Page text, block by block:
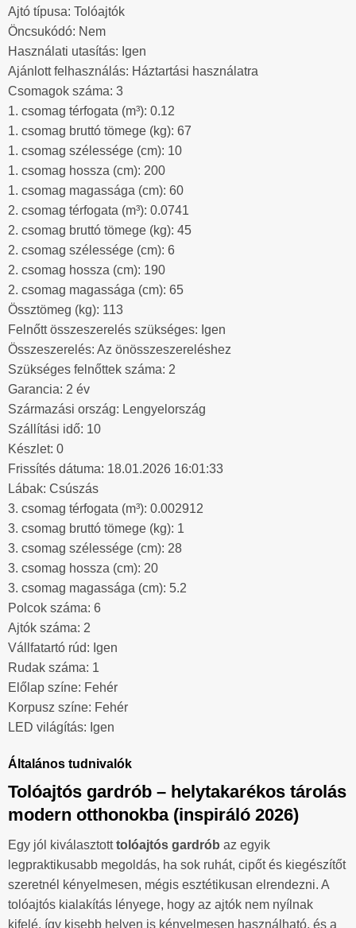
Ajtó típusa: Tolóajtók
Öncsukódó: Nem
Használati utasítás: Igen
Ajánlott felhasználás: Háztartási használatra
Csomagok száma: 3
1. csomag térfogata (m³): 0.12
1. csomag bruttó tömege (kg): 67
1. csomag szélessége (cm): 10
1. csomag hossza (cm): 200
1. csomag magassága (cm): 60
2. csomag térfogata (m³): 0.0741
2. csomag bruttó tömege (kg): 45
2. csomag szélessége (cm): 6
2. csomag hossza (cm): 190
2. csomag magassága (cm): 65
Össztömeg (kg): 113
Felnőtt összeszerelés szükséges: Igen
Összeszerelés: Az önösszeszereléshez
Szükséges felnőttek száma: 2
Garancia: 2 év
Származási ország: Lengyelország
Szállítási idő: 10
Készlet: 0
Frissítés dátuma: 18.01.2026 16:01:33
Lábak: Csúszás
3. csomag térfogata (m³): 0.002912
3. csomag bruttó tömege (kg): 1
3. csomag szélessége (cm): 28
3. csomag hossza (cm): 20
3. csomag magassága (cm): 5.2
Polcok száma: 6
Ajtók száma: 2
Vállfatartó rúd: Igen
Rudak száma: 1
Előlap színe: Fehér
Korpusz színe: Fehér
LED világítás: Igen
Általános tudnivalók
Tolóajtós gardrób – helytakarékos tárolás
modern otthonokba (inspiráló 2026)
Egy jól kiválasztotttolóajtós gardrób az egyik
legpraktikusabb megoldás, ha sok ruhát, cipőt és kiegészítőt
szeretnél kényelmesen, mégis esztétikusan elrendezni. A
tolóajtós kialakítás lényege, hogy az ajtók nem nyílnak
kifelé, így kisebb helyen is kényelmesen használható, és a